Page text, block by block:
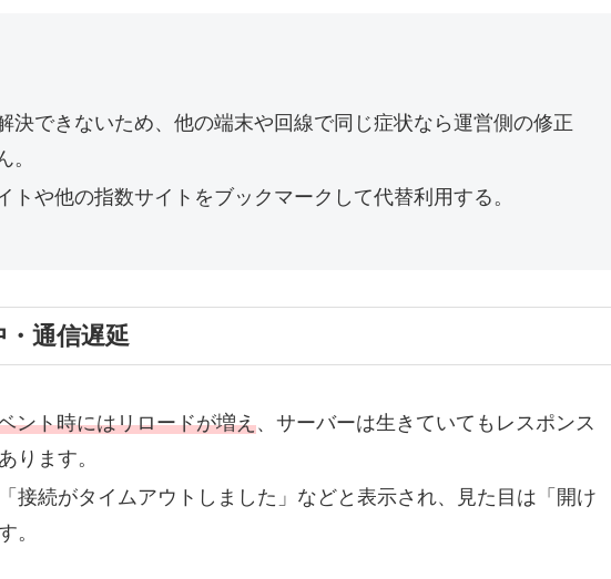
決できないため、他の端末や回線で同じ症状なら運営側の修正
。
トや他の指数サイトをブックマークして代替利用する。
通信遅延
ント時にはリロードが増え、サーバーは生きていてもレスポンス
ります。​
接続がタイムアウトしました」などと表示され、見た目は「開け
。